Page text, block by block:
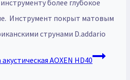
более глубокое
Инструмент покрыт матовым
струнами D.addario
AOXEN HD40